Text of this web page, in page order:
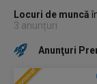
Locuri de muncă
3 anunțuri
Anunţuri